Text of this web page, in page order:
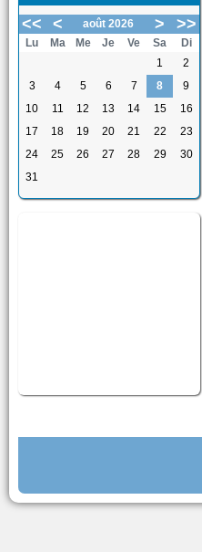
<< < août 2026 > >>
Lu Ma Me Je Ve Sa
Di
1
2
3
4 5 6 7 8
9
10
11 12 13 14 15
16
17
18 19 20 21 22
23
24
25 26 27 28 29
30
31